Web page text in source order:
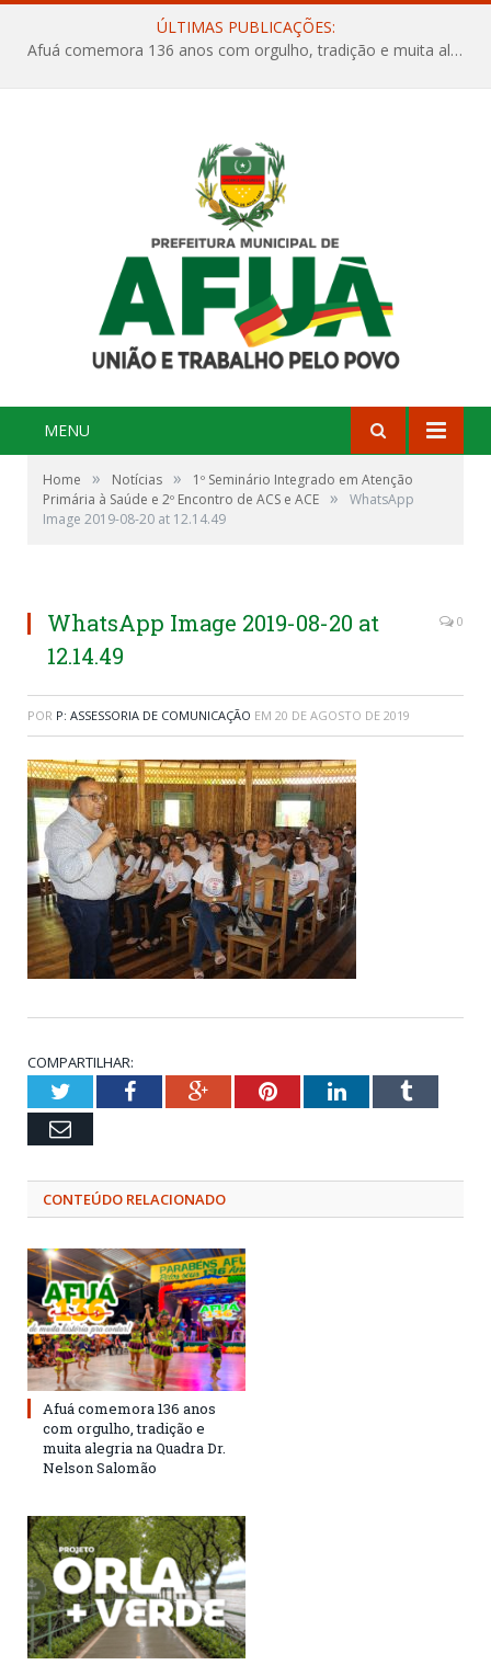
ÚLTIMAS PUBLICAÇÕES:
Afuá comemora 136 anos com orgulho, tradição e muita alegria na Quadra Dr. Nelson Salomão
MENU
Home » Notícias »
1º Seminário Integrado em Atenção
Primária à Saúde e 2º Encontro de ACS e ACE »
WhatsApp
Image 2019-08-20 at 12.14.49
WhatsApp Image 2019-08-20 at
12.14.49
0
POR P: ASSESSORIA DE COMUNICAÇÃO EM 20 DE AGOSTO DE 2019
COMPARTILHAR:
TwitterFacebookGoogle+PinterestLinkedInTumblr
Email
CONTEÚDO RELACIONADO
Afuá comemora 136 anos
com orgulho, tradição e
muita alegria na Quadra Dr.
Nelson Salomão